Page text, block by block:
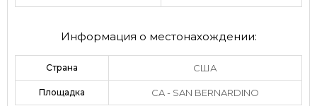
Информация о местонахождении:
Страна США
Площадка CA - SAN BERNARDINO